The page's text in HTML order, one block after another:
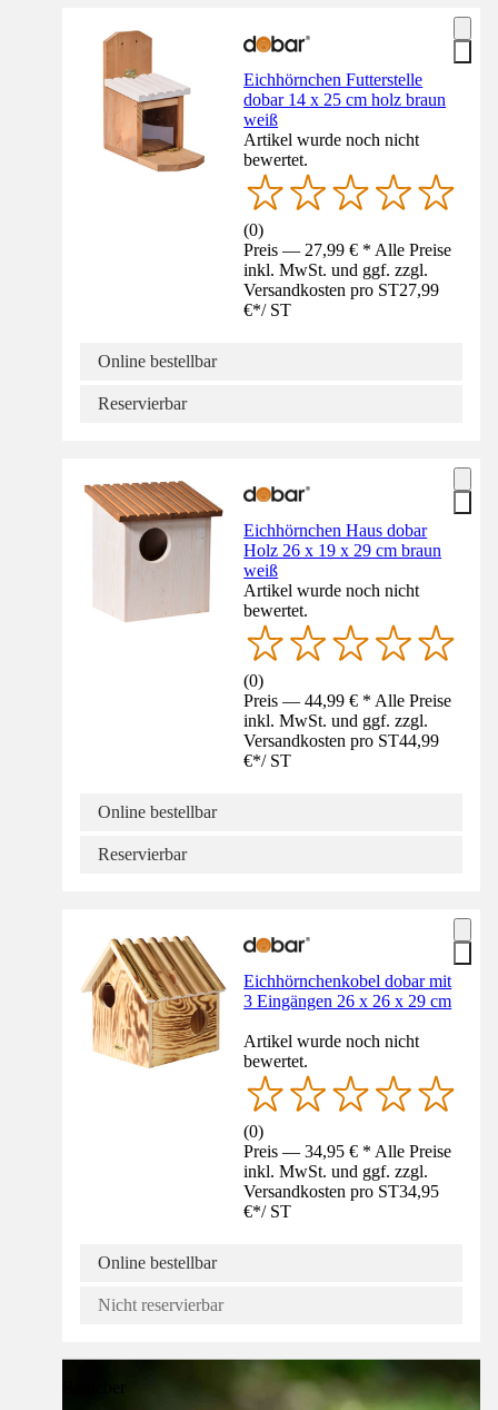
Eichhörnchen Futterstelle
dobar 14 x 25 cm holz braun
weiß
Artikel wurde noch nicht
bewertet.
(0)
Preis — 27,99 € * Alle Preise
inkl. MwSt. und ggf. zzgl.
Versandkosten pro ST27,99
€*/ ST
Online bestellbar
Reservierbar
Eichhörnchen Haus dobar
Holz 26 x 19 x 29 cm braun
weiß
Artikel wurde noch nicht
bewertet.
(0)
Preis — 44,99 € * Alle Preise
inkl. MwSt. und ggf. zzgl.
Versandkosten pro ST44,99
€*/ ST
Online bestellbar
Reservierbar
Eichhörnchenkobel dobar mit
3 Eingängen 26 x 26 x 29 cm
Artikel wurde noch nicht
bewertet.
(0)
Preis — 34,95 € * Alle Preise
inkl. MwSt. und ggf. zzgl.
Versandkosten pro ST34,95
€*/ ST
Online bestellbar
Nicht reservierbar